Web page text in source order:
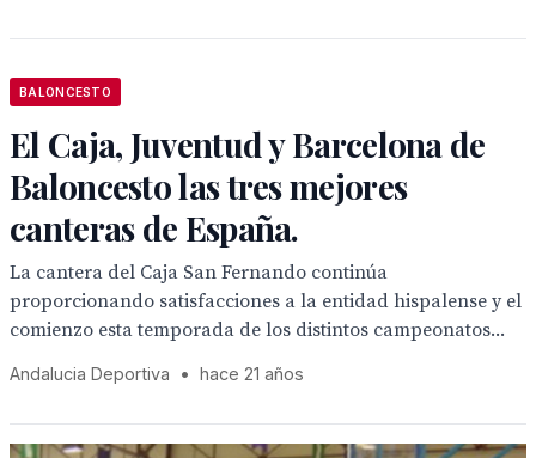
BALONCESTO
El Caja, Juventud y Barcelona de
Baloncesto las tres mejores
canteras de España.
La cantera del Caja San Fernando continúa
proporcionando satisfacciones a la entidad hispalense y el
comienzo esta temporada de los distintos campeonatos...
Andalucia Deportiva • hace 21 años